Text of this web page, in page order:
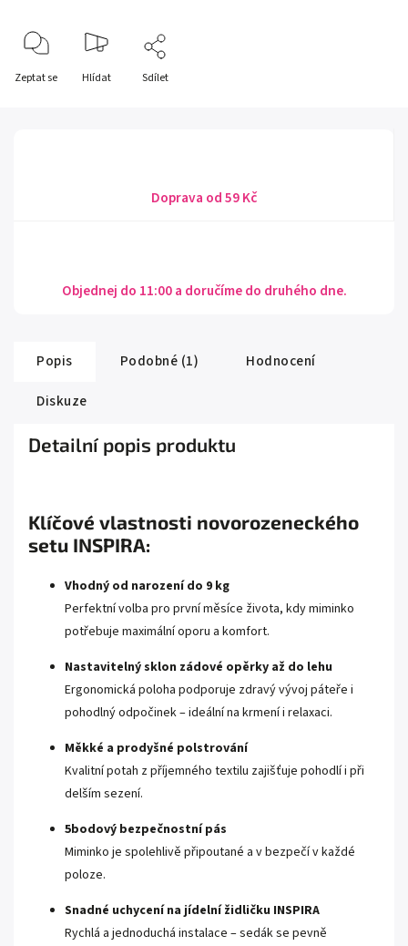
Zeptat se Hlídat Sdílet
Doprava od 59 Kč
Objednej do 11:00 a doručíme do druhého dne.
Popis Podobné (1)
Hodnocení
Diskuze
Detailní popis produktu
Klíčové vlastnosti novorozeneckého
setu INSPIRA:
Vhodný od narození do 9 kg
Perfektní volba pro první měsíce života, kdy miminko
potřebuje maximální oporu a komfort.
Nastavitelný sklon zádové opěrky až do lehu
Ergonomická poloha podporuje zdravý vývoj páteře i
pohodlný odpočinek – ideální na krmení i relaxaci.
Měkké a prodyšné polstrování
Kvalitní potah z příjemného textilu zajišťuje pohodlí i při
delším sezení.
5bodový bezpečnostní pás
Miminko je spolehlivě připoutané a v bezpečí v každé
poloze.
Snadné uchycení na jídelní židličku INSPIRA
Rychlá a jednoduchá instalace – sedák se pevně